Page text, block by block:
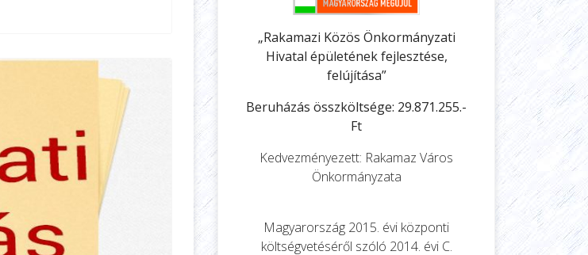
„Rakamazi Közös Önkormányzati
Hivatal épületének fejlesztése,
felújítása”
Beruházás összköltsége: 29.871.255.-
Ft
Kedvezményezett: Rakamaz Város
Önkormányzata
Magyarország 2015. évi központi
költségvetéséről szóló 2014. évi C.